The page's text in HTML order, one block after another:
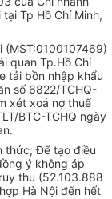
Tp Hồ Chí Minh,
(MST:0100107469)
quan Tp.Hồ Chí
tải bồn nhập khẩu
số 6822/TCHQ-
xét xoá nợ thuế
BTC-TCHQ ngày
thức; Để tạo điều
ý không áp
thu (52.103.888
Hà Nội đến hết